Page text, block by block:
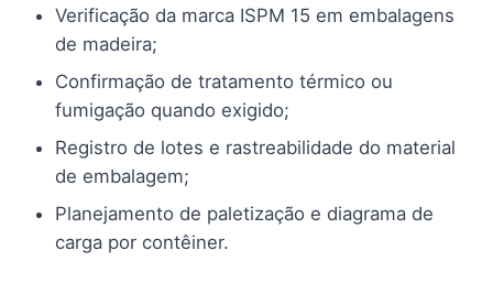
Verificação da marca ISPM 15 em embalagens
de madeira;
Confirmação de tratamento térmico ou
fumigação quando exigido;
Registro de lotes e rastreabilidade do material
de embalagem;
Planejamento de paletização e diagrama de
carga por contêiner.